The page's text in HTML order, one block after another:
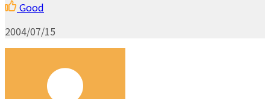
Good
2004/07/15